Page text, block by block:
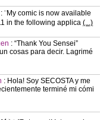
:¨My comic is now available
in the following applica(...)
:“Thank You Sensei”
cosas para decir. Lagrimé
: Hola! Soy SECOSTA y me
terminé mi cómi